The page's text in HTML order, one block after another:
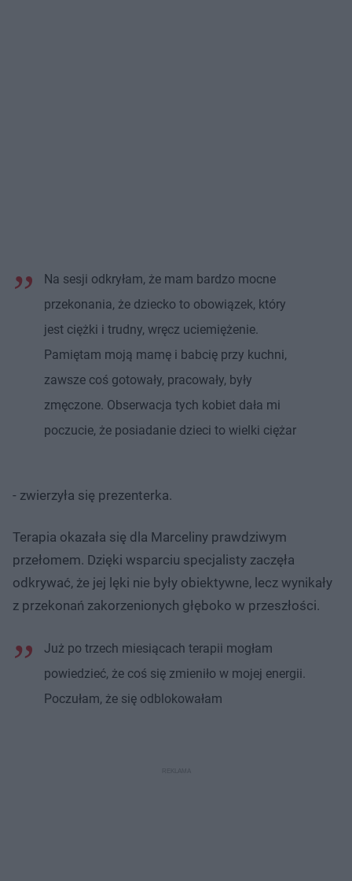
Na sesji odkryłam, że mam bardzo mocne
przekonania, że dziecko to obowiązek, który
jest ciężki i trudny, wręcz uciemiężenie.
Pamiętam moją mamę i babcię przy kuchni,
zawsze coś gotowały, pracowały, były
zmęczone. Obserwacja tych kobiet dała mi
poczucie, że posiadanie dzieci to wielki ciężar
- zwierzyła się prezenterka.
Terapia okazała się dla Marceliny prawdziwym
przełomem. Dzięki wsparciu specjalisty zaczęła
odkrywać, że jej lęki nie były obiektywne, lecz wynikały
z przekonań zakorzenionych głęboko w przeszłości.
Już po trzech miesiącach terapii mogłam
powiedzieć, że coś się zmieniło w mojej energii.
Poczułam, że się odblokowałam